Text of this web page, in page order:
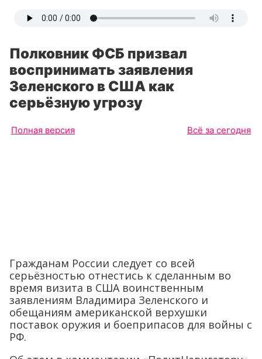
Полковник ФСБ призвал
воспринимать заявления
Зеленского в США как
серьёзную угрозу
Полная версия Всё за сегодня
Гражданам России следует со всей
серьёзностью отнестись к сделанным во
время визита в США воинственным
заявлениям Владимира Зеленского и
обещаниям американской верхушки
поставок оружия и боеприпасов для войны с
РФ.